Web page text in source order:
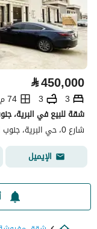
⃁450,000
3
3
74 م2
شقة للبيع في البرية،
شارع 0، حي البرية، جنوب الرياض، الرياض
الإيميل